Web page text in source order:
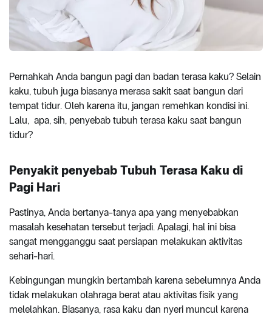
Pernahkah Anda bangun pagi dan badan terasa kaku? Selain
kaku, tubuh juga biasanya merasa sakit saat bangun dari
tempat tidur. Oleh karena itu, jangan remehkan kondisi ini.
Lalu, apa, sih, penyebab tubuh terasa kaku saat bangun
tidur?
Penyakit penyebab Tubuh Terasa Kaku di
Pagi Hari
Pastinya, Anda bertanya-tanya apa yang menyebabkan
masalah kesehatan tersebut terjadi. Apalagi, hal ini bisa
sangat mengganggu saat persiapan melakukan aktivitas
sehari-hari.
Kebingungan mungkin bertambah karena sebelumnya Anda
tidak melakukan olahraga berat atau aktivitas fisik yang
melelahkan. Biasanya, rasa kaku dan nyeri muncul karena